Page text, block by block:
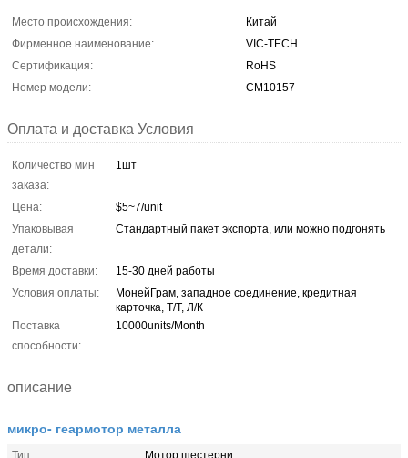
Место происхождения:
Китай
Фирменное наименование:
VIC-TECH
Сертификация:
RoHS
Номер модели:
СМ10157
Оплата и доставка Условия
Количество мин
заказа:
1шт
Цена:
$5~7/unit
Упаковывая
детали:
Стандартный пакет экспорта, или можно подгонять
Время доставки:
15-30 дней работы
Условия оплаты:
МонейГрам, западное соединение, кредитная
карточка, Т/Т, Л/К
Поставка
способности:
10000units/Month
описание
микро- геармотор металла
Тип:
Мотор шестерни